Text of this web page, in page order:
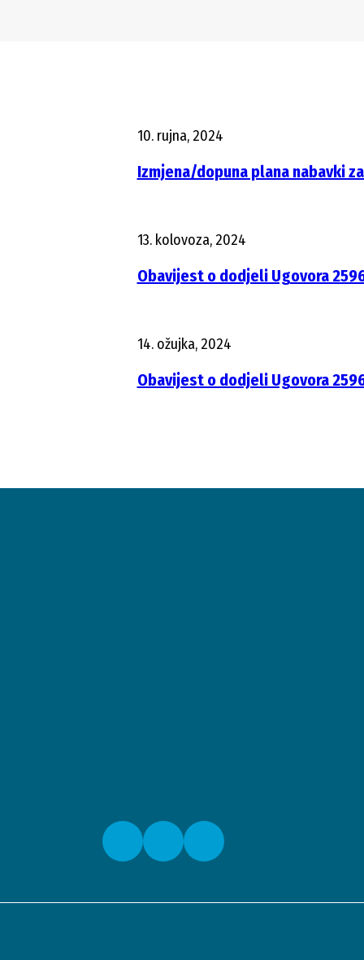
10. rujna, 2024
Izmjena/dopuna plana nabavki
13. kolovoza, 2024
Obavijest o dodjeli Ugovora
14. ožujka, 2024
Obavijest o dodjeli Ugovora